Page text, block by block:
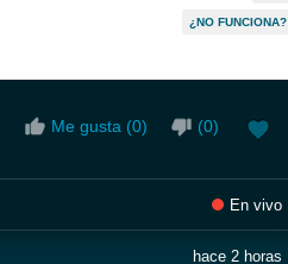
¿NO FUNCIONA?
Me gusta (0) (0)
En vivo
hace 2 horas